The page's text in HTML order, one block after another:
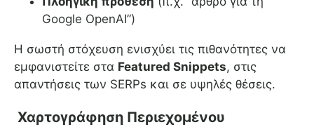
Google OpenAI”)
Η σωστή στόχευση ενισχύει τις πιθανότητες να
εμφανιστείτε στα Featured Snippets, στις
απαντήσεις των SERPs και σε υψηλές θέσεις.
Χαρτογράφηση Περιεχομένου